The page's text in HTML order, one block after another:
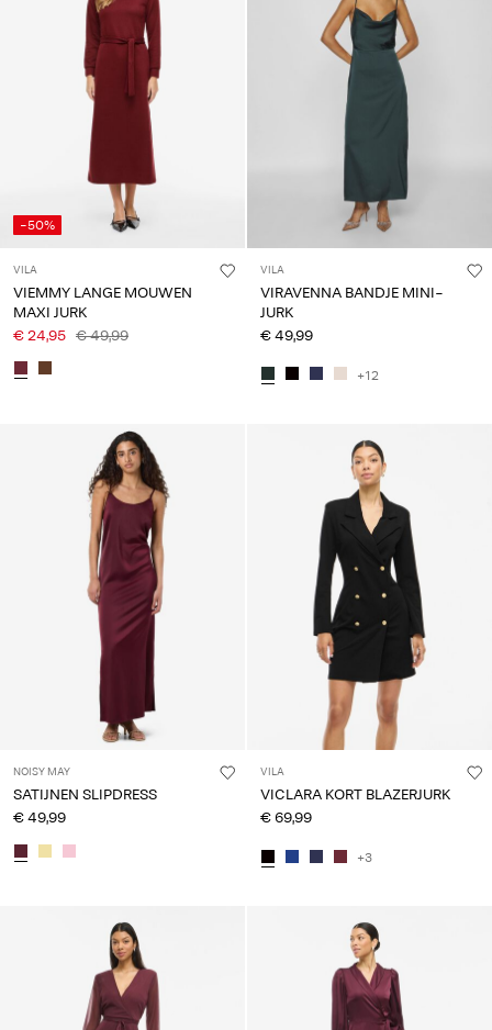
-50%
VILA
VIEMMY LANGE MOUWEN
MAXI JURK
€ 24,95 € 49,99
VILA
VIRAVENNA BANDJE MINI-
JURK
€ 49,99
+12
NOISY MAY
SATIJNEN SLIPDRESS
€ 49,99
VILA
VICLARA KORT BLAZERJURK
€ 69,99
+3